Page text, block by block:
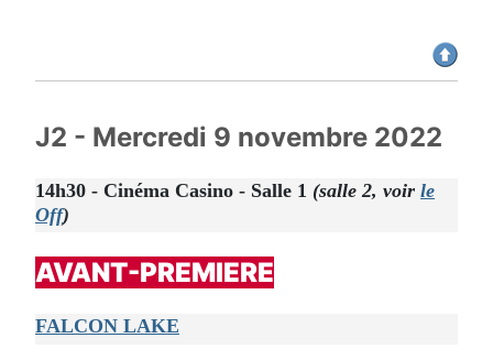
J2 - Mercredi 9 novembre 2022
14h30 - Cinéma Casino - Salle 1 (salle 2, voir le
Off)
AVANT-PREMIERE
FALCON LAKE